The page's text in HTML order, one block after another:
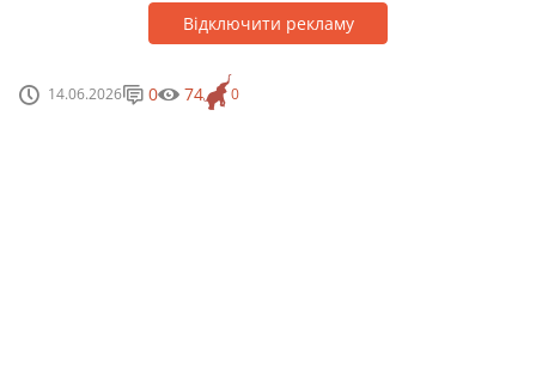
Відключити рекламу
14.06.2026 0
0 74